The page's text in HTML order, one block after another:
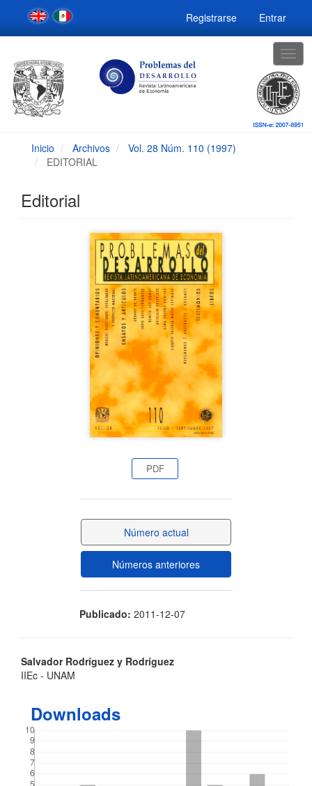
Navegación
principal
Contenido
Barra
lateral
Registrarse Entrar
Inicio Archivos
Vol. 28 Núm. 110 (1997)
EDITORIAL
Editorial
PDF
Número actual
Números anteriores
Publicado: 2011-12-07
Contenido
del
artículo
Salvador Rodríguez y Rodríguez
IIEc - UNAM
Downloads